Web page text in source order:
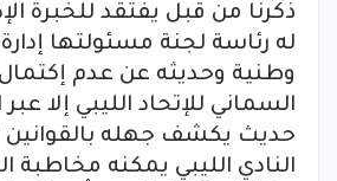
ذكرنا من قبل يفتقد للخبرة
له رئاسة لجنة مسئولتها
وطنية وحديثه عن عدم إكتمال
السماني للإتحاد الليبي إلا عبر
حديث يكشف جهله بالقوانين
النادي الليبي يمكنه مخاطبة